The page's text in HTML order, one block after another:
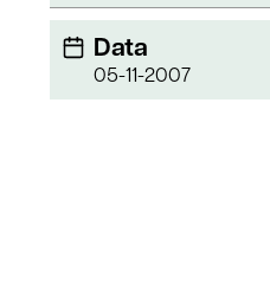
Data
05-11-2007